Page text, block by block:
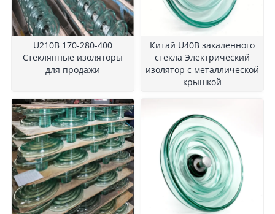
U210B 170-280-400
Стеклянные изоляторы
для продажи
Китай U40B закаленного
стекла Электрический
изолятор с металлической
крышкой